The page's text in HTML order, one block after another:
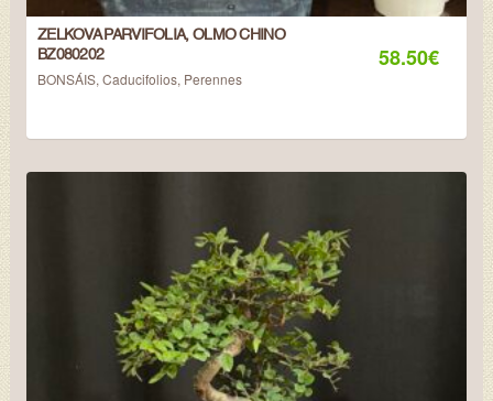
ZELKOVA PARVIFOLIA, OLMO CHINO
BZ080202
BONSÁIS, Caducifolios, Perennes
58.50€